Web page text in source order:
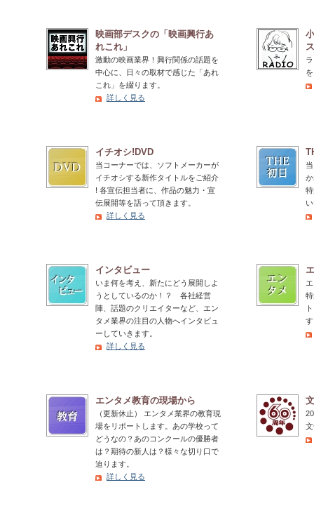
映画部デスクの「映画興行あ
れこれ」
激動の映画業界！興行関係の話題を
中心に、日々の取材で感じた「あれ
これ」を綴ります。
詳しく見る
イチオシ!DVD
当コーナーでは、ソフトメーカーが
イチオシする新作タイトルをご紹介
! 各宣伝担当者に、作品の魅力・宣
伝展開等を語って頂きます。
詳しく見る
インタビュー
いま何を考え、新たにどう展開しよ
うとしているのか！？ 各社経営
陣、話題のクリエイターなど、エン
タメ業界の注目の人物へインタビュ
ーしていきます。
詳しく見る
エンタメ教育の現場から
（更新休止） エンタメ業界の教育現
場をリポートします。あの学校って
どうなの？あのコンクールの優勝者
は？期待の新人は？様々な切り口で
迫ります。
詳しく見る